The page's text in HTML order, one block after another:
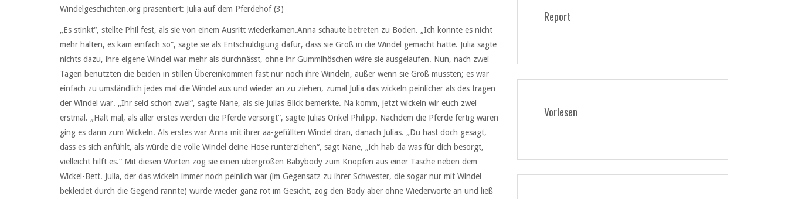
Windelgeschichten.org präsentiert: Julia auf dem Pferdehof (3)
„Es stinkt“, stellte Phil fest, als sie von einem Ausritt wiederkamen.Anna schaute betreten zu Boden. „Ich konnte es nicht
mehr halten, es kam einfach so“, sagte sie als Entschuldigung dafür, dass sie Groß in die Windel gemacht hatte. Julia sagte
nichts dazu, ihre eigene Windel war mehr als durchnässt, ohne ihr Gummihöschen wäre sie ausgelaufen. Nun, nach zwei
Tagen benutzten die beiden in stillen Übereinkommen fast nur noch ihre Windeln, außer wenn sie Groß mussten; es war
einfach zu umständlich jedes mal die Windel aus und wieder an zu ziehen, zumal Julia das wickeln peinlicher als des tragen
der Windel war. „Ihr seid schon zwei“, sagte Nane, als sie Julias Blick bemerkte. Na komm, jetzt wickeln wir euch zwei
erstmal. „Halt mal, als aller erstes werden die Pferde versorgt“, sagte Julias Onkel Philipp. Nachdem die Pferde fertig waren
ging es dann zum Wickeln. Als erstes war Anna mit ihrer aa-gefüllten Windel dran, danach Julias. „Du hast doch gesagt,
dass es sich anfühlt, als würde die volle Windel deine Hose runterziehen“, sagt Nane, „ich hab da was für dich besorgt,
vielleicht hilft es.“ Mit diesen Worten zog sie einen übergroßen Babybody zum Knöpfen aus einer Tasche neben dem
Wickel-Bett. Julia, der das wickeln immer noch peinlich war (im Gegensatz zu ihrer Schwester, die sogar nur mit Windel
bekleidet durch die Gegend rannte) wurde wieder ganz rot im Gesicht, zog den Body aber ohne Wiederworte an und ließ
Report
Vorlesen